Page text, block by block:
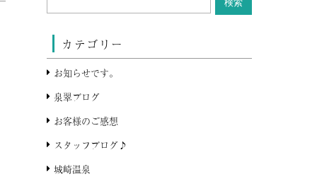
カテゴリー
お知らせです。
泉翠ブログ
お客様のご感想
スタッフブログ♪
城崎温泉